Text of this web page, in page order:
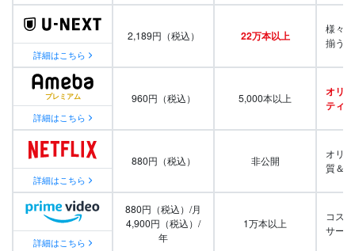
詳細はこちら
2,189円（税込） 22万本以上
様々
揃う
詳細はこちら
960円（税込） 5,000本以上
オリ
ティ
詳細はこちら
880円（税込） 非公開
オリ
質＆
詳細はこちら
880円（税込）/月
4,900円（税込）/
年
1万本以上
コス
サー